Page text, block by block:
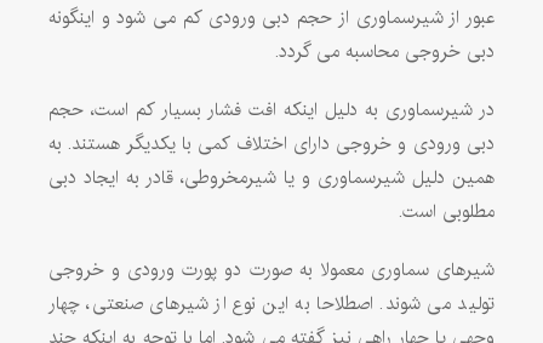
عبور از شیرسماوری از حجم دبی ورودی کم می شود و اینگونه
دبی خروجی محاسبه می گردد.
در شیرسماوری به دلیل اینکه افت فشار بسیار کم است، حجم
دبی ورودی و خروجی دارای اختلاف کمی با یکدیگر هستند. به
همین دلیل شیرسماوری و یا شیرمخروطی، قادر به ایجاد دبی
مطلوبی است.
شیرهای سماوری معمولا به صورت دو پورت ورودی و خروجی
تولید می شوند. اصطلاحا به این نوع از شیرهای صنعتی، چهار